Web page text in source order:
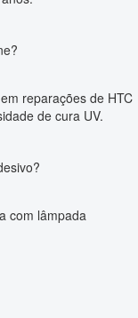
reparações de HTC
de cura UV.
com lâmpada